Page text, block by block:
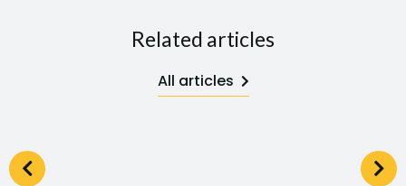
Related articles
All articles